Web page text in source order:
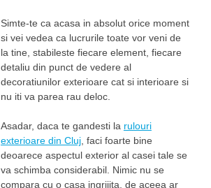
Simte-te ca acasa in absolut orice moment
si vei vedea ca lucrurile toate vor veni de
la tine, stabileste fiecare element, fiecare
detaliu din punct de vedere al
decoratiunilor exterioare cat si interioare si
nu iti va parea rau deloc.
Asadar, daca te gandesti la rulouri
exterioare din Cluj, faci foarte bine
deoarece aspectul exterior al casei tale se
va schimba considerabil. Nimic nu se
compara cu o casa ingrijita, de aceea ar